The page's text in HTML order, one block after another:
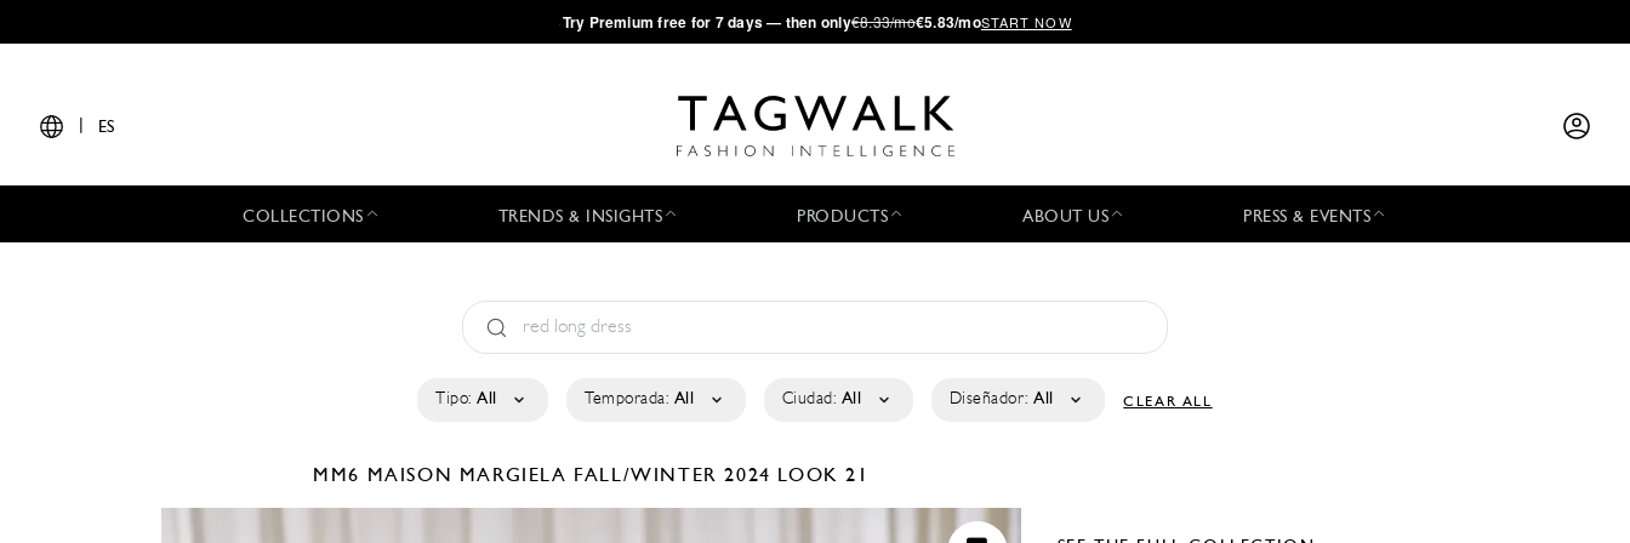
·Try Premium free for 7 days — then only€8.33/mo€5.83/moSTART NOW
ES
COLLECTIONS TRENDS & INSIGHTS PRODUCTS ABOUT US PRESS & EVENTS
Tipo: All Temporada: All Ciudad: All Diseñador: All CLEAR ALL
MM6 MAISON MARGIELA FALL/WINTER 2024 LOOK 21